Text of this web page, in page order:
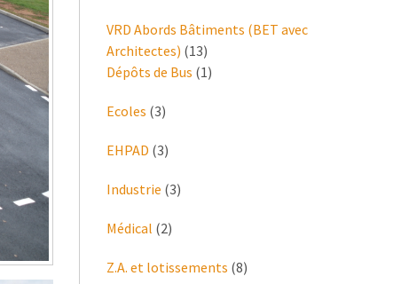
VRD Abords Bâtiments (BET avec
Architectes) (13)
Dépôts de Bus (1)
Ecoles (3)
EHPAD (3)
Industrie (3)
Médical (2)
Z.A. et lotissements (8)